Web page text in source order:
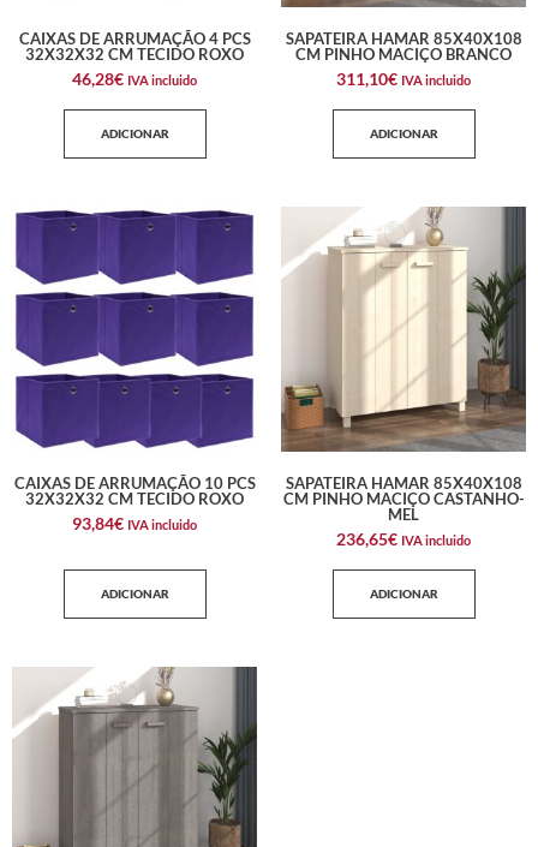
CAIXAS DE ARRUMAÇÃO 4 PCS
32X32X32 CM TECIDO ROXO
46,28€ IVA incluido
ADICIONAR
SAPATEIRA HAMAR 85X40X108
CM PINHO MACIÇO BRANCO
311,10€ IVA incluido
ADICIONAR
CAIXAS DE ARRUMAÇÃO 10 PCS
32X32X32 CM TECIDO ROXO
93,84€ IVA incluido
ADICIONAR
SAPATEIRA HAMAR 85X40X108
CM PINHO MACIÇO CASTANHO-
MEL
236,65€ IVA incluido
ADICIONAR